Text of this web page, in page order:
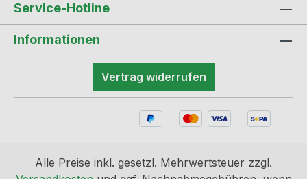
Service-Hotline
Informationen
Vertrag widerrufen
Alle Preise inkl. gesetzl. Mehrwertsteuer zzgl.